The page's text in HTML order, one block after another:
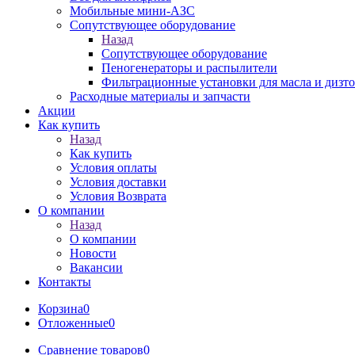
Мобильные мини-АЗС
Сопутствующее оборудование
Назад
Сопутствующее оборудование
Пеногенераторы и распылители
Фильтрационные установки для масла и
Расходные материалы и запчасти
Акции
Как купить
Назад
Как купить
Условия оплаты
Условия доставки
Условия Возврата
О компании
Назад
О компании
Новости
Вакансии
Контакты
Корзина0
Отложенные0
Сравнение товаров0